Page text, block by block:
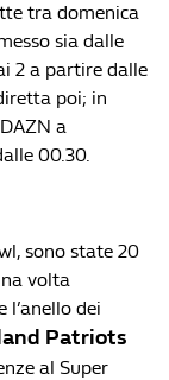
tra domenica
sia dalle
2 a partire dalle
poi; in
a
00.30.
sono state 20
volta
l’anello dei
Patriots
al Super